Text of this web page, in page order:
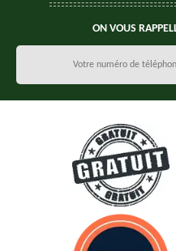
ON VOUS